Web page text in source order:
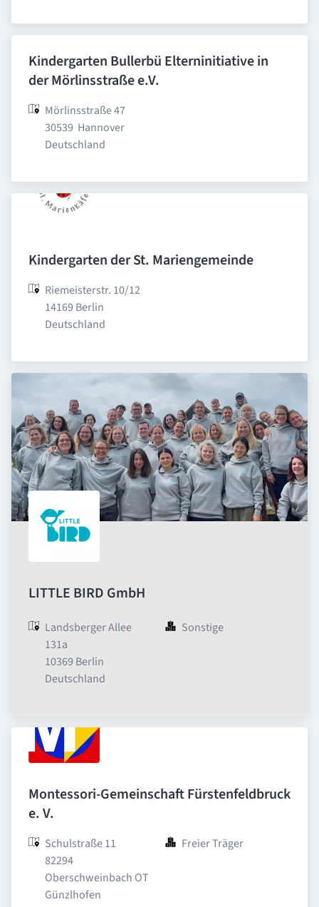
Kindergarten Bullerbü Elterninitiative in
der Mörlinsstraße e.V.
Mörlinsstraße 47
30539  Hannover
Deutschland
Kindergarten der St. Mariengemeinde
Riemeisterstr. 10/12
14169 Berlin
Deutschland
LITTLE BIRD GmbH
Landsberger Allee
131a
10369 Berlin
Deutschland
Sonstige
Montessori-Gemeinschaft Fürstenfeldbruck
e. V.
Schulstraße 11
82294
Oberschweinbach OT
Günzlhofen
Freier Träger